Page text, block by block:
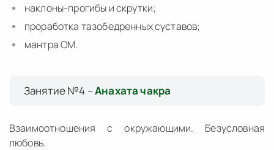
наклоны-прогибы и скрутки;
проработка тазобедренных суставов;
мантра ОМ.
Занятие №4 –Анахата чакра
Взаимоотношения с окружающими. Безусловная
любовь.